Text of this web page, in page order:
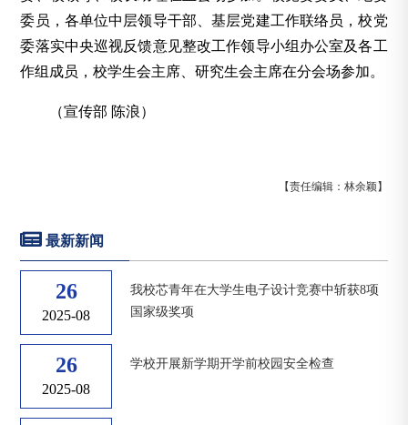
委员，各单位中层领导干部、基层党建工作联络员，校党
委落实中央巡视反馈意见整改工作领导小组办公室及各工
作组成员，校学生会主席、研究生会主席在分会场参加。
（宣传部 陈浪）
【责任编辑：林余颖】
最新新闻
26
2025-08
我校芯青年在大学生电子设计竞赛中斩获8项
国家级奖项
26
2025-08
学校开展新学期开学前校园安全检查